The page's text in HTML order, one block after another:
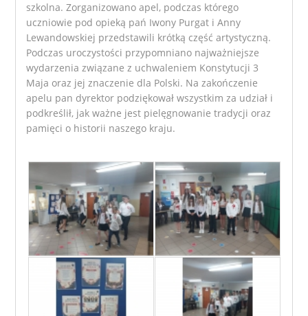
szkolna. Zorganizowano apel, podczas którego
uczniowie pod opieką pań Iwony Purgat i Anny
Lewandowskiej przedstawili krótką część artystyczną.
Podczas uroczystości przypomniano najważniejsze
wydarzenia związane z uchwaleniem Konstytucji 3
Maja oraz jej znaczenie dla Polski. Na zakończenie
apelu pan dyrektor podziękował wszystkim za udział i
podkreślił, jak ważne jest pielęgnowanie tradycji oraz
pamięci o historii naszego kraju.